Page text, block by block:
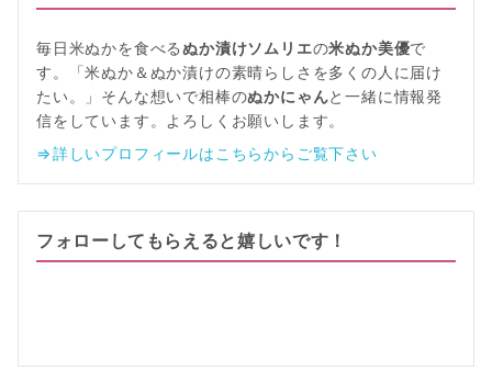
毎日米ぬかを食べるぬか漬けソムリエの米ぬか美優で
す。「米ぬか＆ぬか漬けの素晴らしさを多くの人に届け
たい。」そんな想いで相棒のぬかにゃんと一緒に情報発
信をしています。よろしくお願いします。
⇒詳しいプロフィールはこちらからご覧下さい
フォローしてもらえると嬉しいです！